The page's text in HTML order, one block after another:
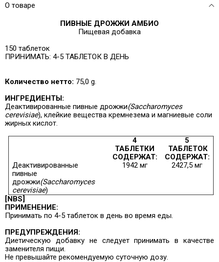
О товаре
ПИВНЫЕ ДРОЖЖИ АМБИО
Пищевая добавка
150 таблеток
ПРИНИМАТЬ: 4-5 ТАБЛЕТОК В ДЕНЬ
Количество нетто: 75,0 g.
ИНГРЕДИЕНТЫ:
Деактивированные пивные дрожжи(Saccharomyces
cerevisiae), клейкие вещества кремнезема и магниевые соли
жирных кислот.
4
ТАБЛЕТКИ
СОДЕРЖАТ:
5
ТАБЛЕТОК
СОДЕРЖАТ:
Деактивированные
пивные
дрожжи(Saccharomyces
cerevisiae)
1942 мг 2427,5 мг
[NBS]
ПРИМЕНЕНИЕ:
Принимать по 4-5 таблеток в день во время еды.
ПРЕДУПРЕЖДЕНИЯ:
Диетическую добавку не следует принимать в качестве
заменителя пищи.
Не превышайте рекомендуемую суточную дозу.